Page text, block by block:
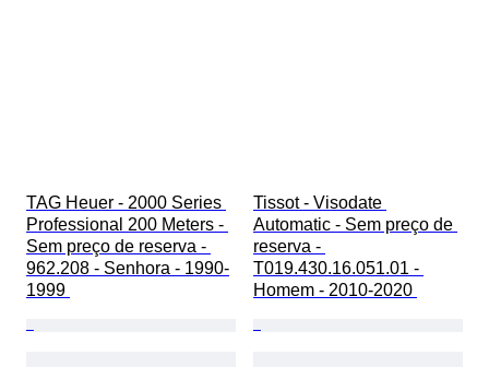
TAG Heuer - 2000 Series
Professional 200 Meters -
Sem preço de reserva -
962.208 - Senhora - 1990-
1999
Tissot - Visodate
Automatic - Sem preço de
reserva -
T019.430.16.051.01 -
Homem - 2010-2020